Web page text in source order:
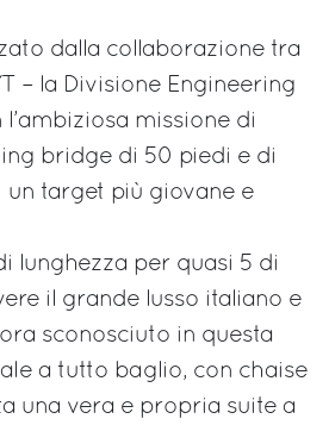
dalla collaborazione tra
– la Divisione Engineering
missione di
bridge di 50 piedi e di
target più giovane e
lunghezza per quasi 5 di
il grande lusso italiano e
sconosciuto in questa
a tutto baglio, con chaise
una vera e propria suite a